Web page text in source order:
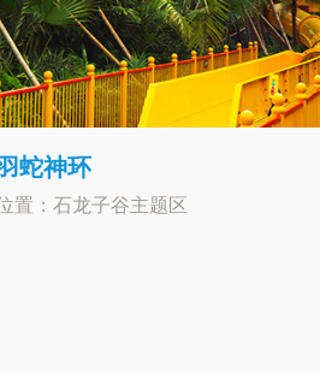
蛇神环
置：石龙子谷主题区